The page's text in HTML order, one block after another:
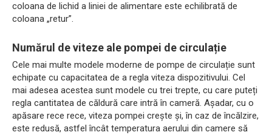
coloana de lichid a liniei de alimentare este echilibrată de
coloana „retur”.
Numărul de viteze ale pompei de circulație
Cele mai multe modele moderne de pompe de circulație sunt
echipate cu capacitatea de a regla viteza dispozitivului. Cel
mai adesea acestea sunt modele cu trei trepte, cu care puteți
regla cantitatea de căldură care intră în cameră. Așadar, cu o
apăsare rece rece, viteza pompei crește și, în caz de încălzire,
este redusă, astfel încât temperatura aerului din camere să